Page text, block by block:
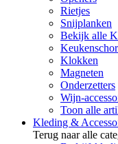
Rietjes
Snijplanken
Bekijk alle
Klokken
Magneten
Onderzetters
Wijn-
Toon alle
Kleding &
Terug naar alle